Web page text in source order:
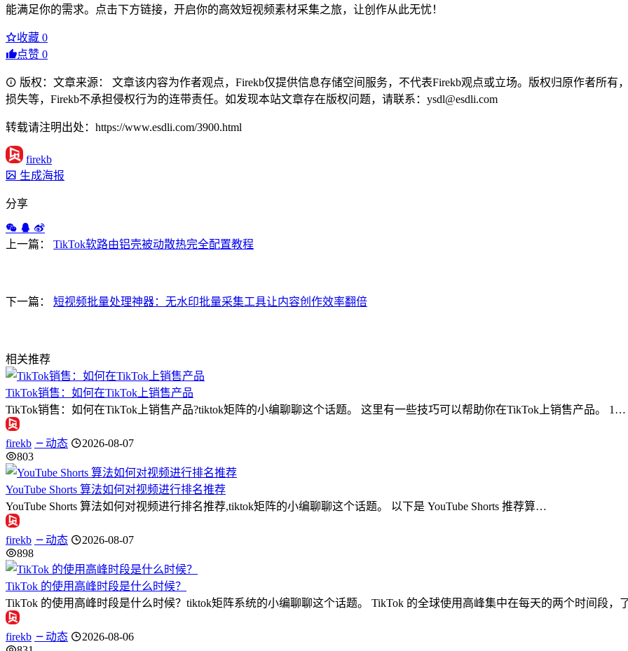
能满足你的需求。点击下方链接，开启你的高效短视频素材采集之旅，让创作从此无忧！
收藏 0
点赞 0
版权：文章来源： 文章该内容为作者观点，Firekb仅提供信息存储空间服务，不代表Firekb观点或立场。版权归原作者所
损失等，Firekb不承担侵权行为的连带责任。如发现本站文章存在版权问题，请联系：ysdl@esdli.com
转载请注明出处：https://www.esdli.com/3900.html
firekb
生成海报
分享
上一篇： TikTok软路由铝壳被动散热完全配置教程
下一篇： 短视频批量处理神器：无水印批量采集工具让内容创作效率翻倍
相关推荐
TikTok销售：如何在TikTok上销售产品
TikTok销售：如何在TikTok上销售产品?tiktok矩阵的小编聊聊这个话题。 这里有一些技巧可以帮助你在TikTok上销售产品。 1…
firekb 动态
2026-08-07
803
YouTube Shorts 算法如何对视频进行排名推荐
YouTube Shorts 算法如何对视频进行排名推荐,tiktok矩阵的小编聊聊这个话题。 以下是 YouTube Shorts 推荐算…
firekb 动态
2026-08-07
898
TikTok 的使用高峰时段是什么时候？
TikTok 的使用高峰时段是什么时候？tiktok矩阵系统的小编聊聊这个话题。 TikTok 的全球使用高峰集中在每天的两个时间段，
firekb 动态
2026-08-06